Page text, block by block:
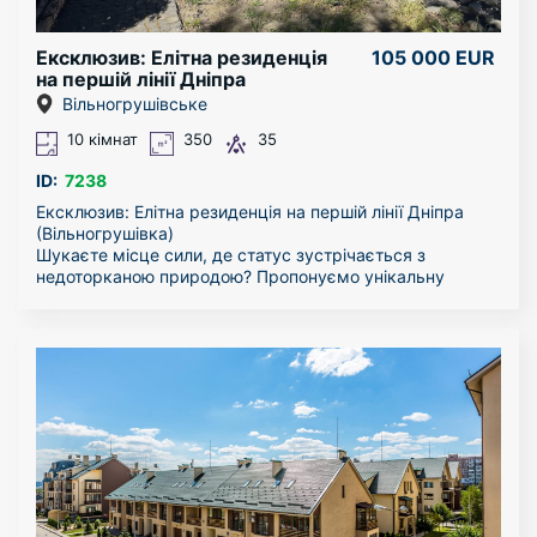
для вашого комфорту, не вистачає тільки Вас.
Ексклюзив: Елітна резиденція
на першій лінії Дніпра
(Вільногрушівка)
105 000 EUR
Вільногрушівське
10 кімнат 350 35
ID: 7238
Ексклюзив: Елітна резиденція на першій лінії Дніпра
(Вільногрушівка)
Шукаєте місце сили, де статус зустрічається з
недоторканою природою? Пропонуємо унікальну
* Перша лінія: Власний облаштований піщаний пляж та
пристань для катера.
* Безпека та ландшафт: Ділянка штучно піднята
(жодних підтоплень), огороджена парканом із
бутового каменю.
* Природа: 35 соток приватної землі з альпійськими
ялинами, піхтами та садом. Весь двір викладений